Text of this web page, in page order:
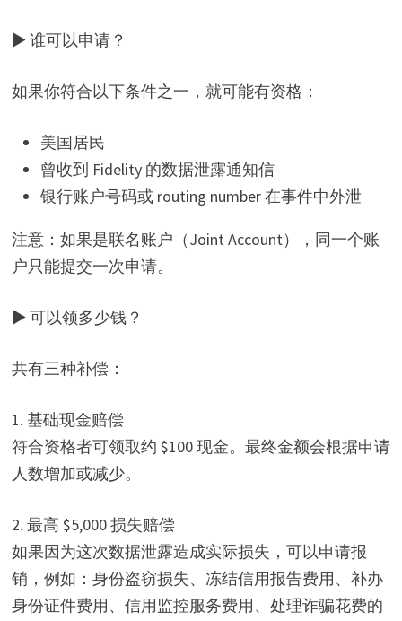
▶ 谁可以申请？
如果你符合以下条件之一，就可能有资格：
美国居民
曾收到 Fidelity 的数据泄露通知信
银行账户号码或 routing number 在事件中外泄
注意：如果是联名账户（Joint Account），同一个账
户只能提交一次申请。
▶ 可以领多少钱？
共有三种补偿：
1. 基础现金赔偿
符合资格者可领取约 $100 现金。最终金额会根据申请
人数增加或减少。
2. 最高 $5,000 损失赔偿
如果因为这次数据泄露造成实际损失，可以申请报
销，例如：身份盗窃损失、冻结信用报告费用、补办
身份证件费用、信用监控服务费用、处理诈骗花费的